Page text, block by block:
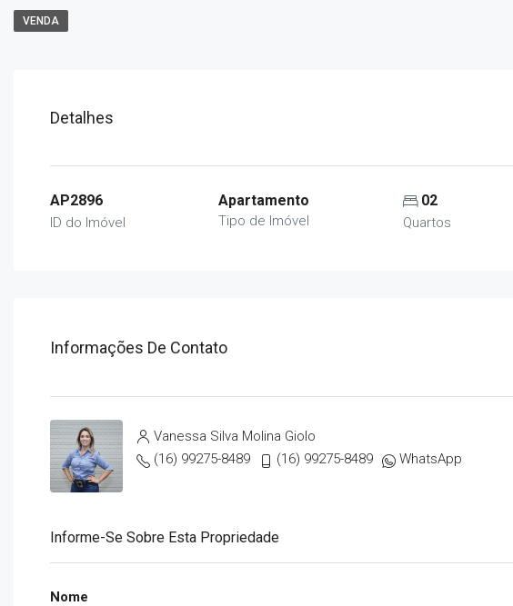
VENDA
Detalhes
AP2896
ID do Imóvel
Apartamento
Tipo de Imóvel
02
Quartos
Informações De Contato
Vanessa Silva Molina Giolo
(16) 99275-8489
(16) 99275-8489 WhatsApp
Informe-Se Sobre Esta Propriedade
Nome